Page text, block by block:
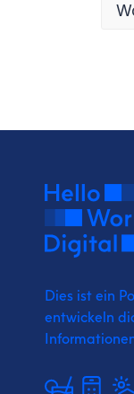
Dies ist ein
entwickeln